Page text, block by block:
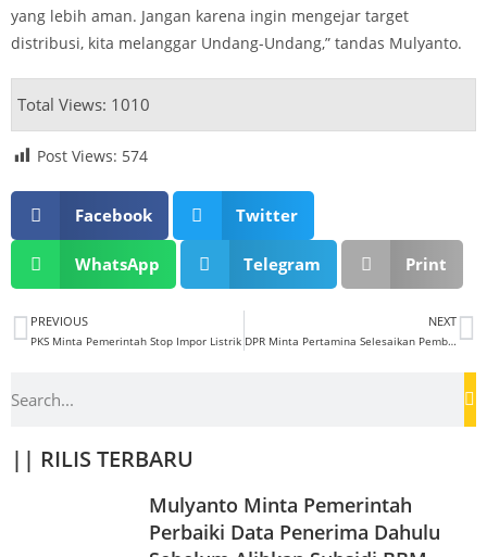
yang lebih aman. Jangan karena ingin mengejar target
distribusi, kita melanggar Undang-Undang,” tandas Mulyanto.
Total Views: 1010
Post Views: 574
Facebook Twitter
WhatsApp Telegram Print
PREVIOUS
PKS Minta Pemerintah Stop Impor Listrik
NEXT
DPR Minta Pertamina Selesaikan Pembangunan Kilang BBM
|| RILIS TERBARU
Mulyanto Minta Pemerintah
Perbaiki Data Penerima Dahulu